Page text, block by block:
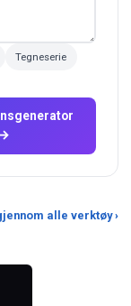
Tegneserie
→
alle verktøy ›
JPG.